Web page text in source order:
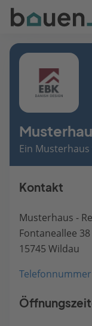
Bauen
Logo
Anmelden
Ein Musterhaus
Kontakt
Musterhaus -
Fontaneallee 38
15745 Wildau